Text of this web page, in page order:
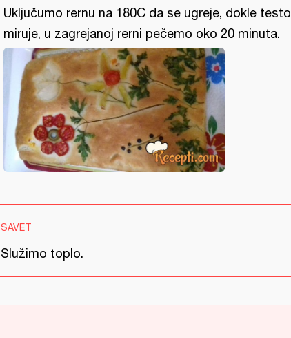
Uključumo rernu na 180C da se ugreje, dokle testo
miruje, u zagrejanoj rerni pečemo oko 20 minuta.
SAVET
Služimo toplo.